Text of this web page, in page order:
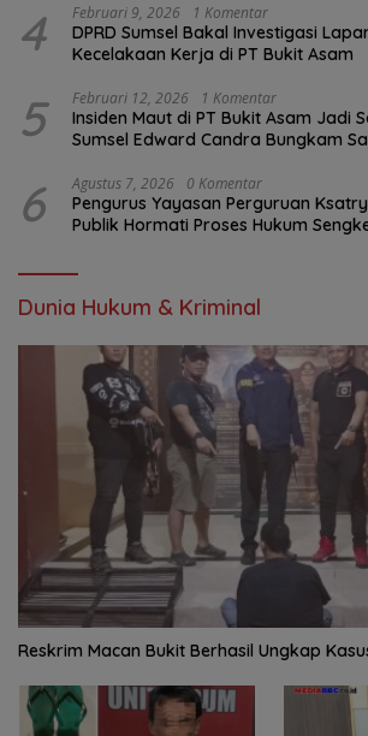
4 Februari 9, 2026 1 Komentar
DPRD Sumsel Bakal Investigasi
Kecelakaan Kerja di PT Bukit Asam
5 Februari 12, 2026 1 Komentar
Insiden Maut di PT Bukit Asam Jadi
Sumsel Edward Candra Bungkam
6 Agustus 7, 2026 0 Komentar
Pengurus Yayasan Perguruan
Publik Hormati Proses Hukum
Dunia Hukum & Kriminal
Reskrim Macan Bukit Berhasil Ungkap